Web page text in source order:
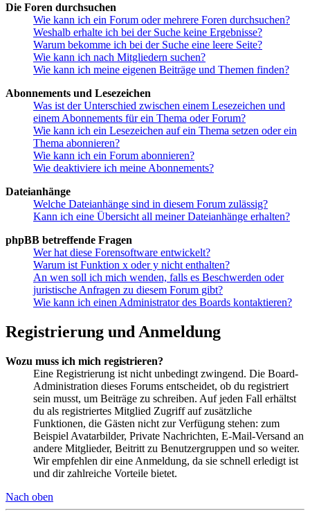
Die Foren durchsuchen
Wie kann ich ein Forum oder mehrere Foren durchsuchen?
Weshalb erhalte ich bei der Suche keine Ergebnisse?
Warum bekomme ich bei der Suche eine leere Seite?
Wie kann ich nach Mitgliedern suchen?
Wie kann ich meine eigenen Beiträge und Themen finden?
Abonnements und Lesezeichen
Was ist der Unterschied zwischen einem Lesezeichen und
einem Abonnements für ein Thema oder Forum?
Wie kann ich ein Lesezeichen auf ein Thema setzen oder ein
Thema abonnieren?
Wie kann ich ein Forum abonnieren?
Wie deaktiviere ich meine Abonnements?
Dateianhänge
Welche Dateianhänge sind in diesem Forum zulässig?
Kann ich eine Übersicht all meiner Dateianhänge erhalten?
phpBB betreffende Fragen
Wer hat diese Forensoftware entwickelt?
Warum ist Funktion x oder y nicht enthalten?
An wen soll ich mich wenden, falls es Beschwerden oder
juristische Anfragen zu diesem Forum gibt?
Wie kann ich einen Administrator des Boards kontaktieren?
Registrierung und Anmeldung
Wozu muss ich mich registrieren?
Eine Registrierung ist nicht unbedingt zwingend. Die Board-
Administration dieses Forums entscheidet, ob du registriert
sein musst, um Beiträge zu schreiben. Auf jeden Fall erhältst
du als registriertes Mitglied Zugriff auf zusätzliche
Funktionen, die Gästen nicht zur Verfügung stehen: zum
Beispiel Avatarbilder, Private Nachrichten, E-Mail-Versand an
andere Mitglieder, Beitritt zu Benutzergruppen und so weiter.
Wir empfehlen dir eine Anmeldung, da sie schnell erledigt ist
und dir zahlreiche Vorteile bietet.
Nach oben